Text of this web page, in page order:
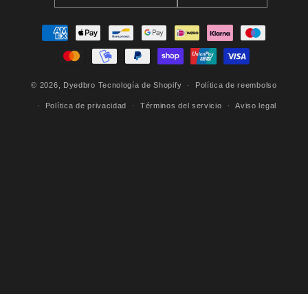
Formas
© 2026, Dyedbro Tecnología de Shopify Política de reembolso
Política de privacidad Términos del servicio Aviso legal